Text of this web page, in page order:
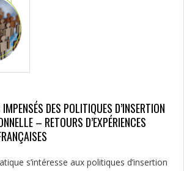
DES POLITIQUES D’INSERTION
– RETOURS D’EXPÉRIENCES
s’intéresse aux politiques d’insertion